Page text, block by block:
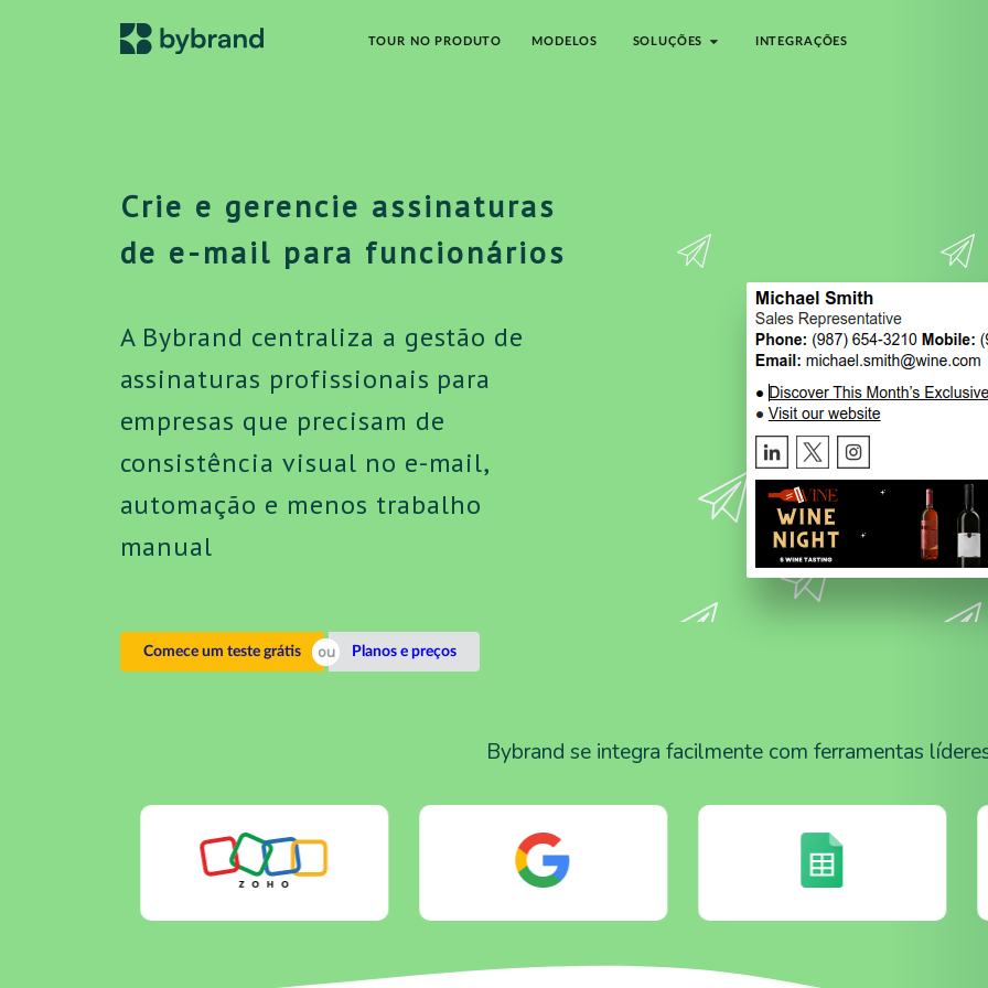
TOUR NO PRODUTO MODELOS SOLUÇÕES INTEGRAÇÕES
Crie e gerencie assinaturas
de e-mail para funcionários
A Bybrand centraliza a gestão de
assinaturas profissionais para
empresas que precisam de
consistência visual no e-mail,
automação e menos trabalho
manual
Comece um teste grátis Planos e preços
Bybrand se integra facilmente com ferramentas